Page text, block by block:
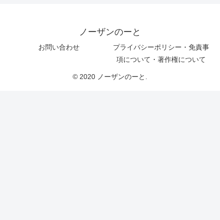
ノーザンのーと
お問い合わせ
プライバシーポリシー・免責事
項について・著作権について
© 2020 ノーザンのーと.